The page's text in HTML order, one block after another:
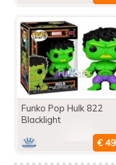
Funko Pop Hulk 822
Blacklight